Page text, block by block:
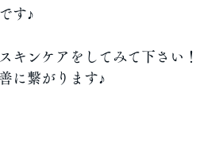
す♪
ケアをしてみて下さい！
ります♪